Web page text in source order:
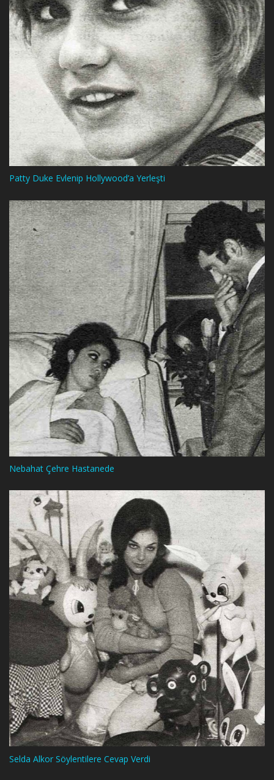
Patty Duke Evlenip Hollywood’a Yerleşti
Nebahat Çehre Hastanede
Selda Alkor Söylentilere Cevap Verdi